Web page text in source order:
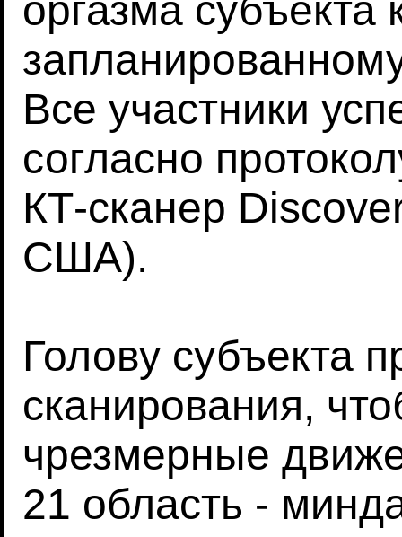
оргазма
Все участники
согласно
КТ-сканер
США).
Голову субъекта
сканирования,
чрезмерные
21 область -